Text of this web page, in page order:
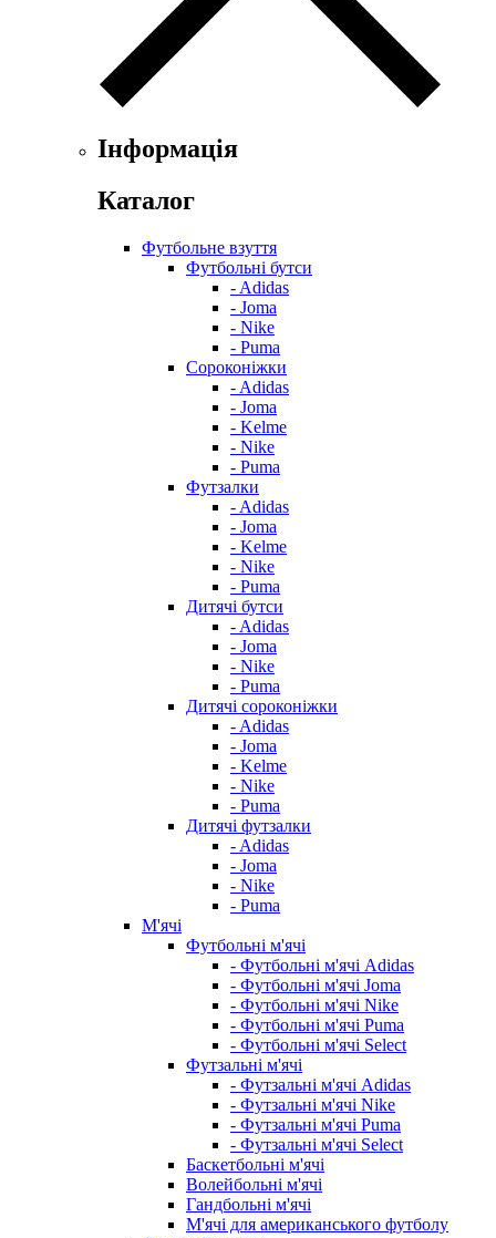
Інформація
Каталог
Футбольне взуття
Футбольні бутси
- Adidas
- Joma
- Nike
- Puma
Сороконіжки
- Adidas
- Joma
- Kelme
- Nike
- Puma
Футзалки
- Adidas
- Joma
- Kelme
- Nike
- Puma
Дитячі бутси
- Adidas
- Joma
- Nike
- Puma
Дитячі сороконіжки
- Adidas
- Joma
- Kelme
- Nike
- Puma
Дитячі футзалки
- Adidas
- Joma
- Nike
- Puma
М'ячі
Футбольні м'ячі
- Футбольні м'ячі Adidas
- Футбольні м'ячі Joma
- Футбольні м'ячі Nike
- Футбольні м'ячі Puma
- Футбольні м'ячі Select
Футзальні м'ячі
- Футзальні м'ячі Adidas
- Футзальні м'ячі Nike
- Футзальні м'ячі Puma
- Футзальні м'ячі Select
Баскетбольні м'ячі
Волейбольні м'ячі
Гандбольні м'ячі
М'ячі для американського футболу